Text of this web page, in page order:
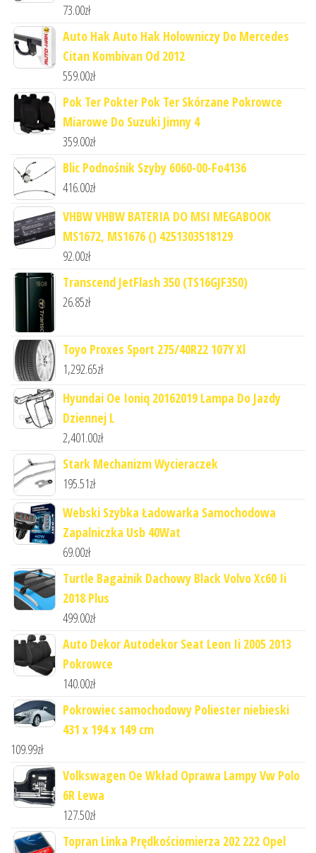
73.00zł
Auto Hak Auto Hak Holowniczy Do Mercedes
Citan Kombivan Od 2012
559.00zł
Pok Ter Pokter Pok Ter Skórzane Pokrowce
Miarowe Do Suzuki Jimny 4
359.00zł
Blic Podnośnik Szyby 6060-00-Fo4136
416.00zł
VHBW VHBW BATERIA DO MSI MEGABOOK
MS1672, MS1676 () 4251303518129
92.00zł
Transcend JetFlash 350 (TS16GJF350)
26.85zł
Toyo Proxes Sport 275/40R22 107Y Xl
1,292.65zł
Hyundai Oe Ioniq 20162019 Lampa Do Jazdy
Dziennej L
2,401.00zł
Stark Mechanizm Wycieraczek
195.51zł
Webski Szybka Ładowarka Samochodowa
Zapalniczka Usb 40Wat
69.00zł
Turtle Bagażnik Dachowy Black Volvo Xc60 Ii
2018 Plus
499.00zł
Auto Dekor Autodekor Seat Leon Ii 2005 2013
Pokrowce
140.00zł
Pokrowiec samochodowy Poliester niebieski
431 x 194 x 149 cm
109.99zł
Volkswagen Oe Wkład Oprawa Lampy Vw Polo
6R Lewa
127.50zł
Topran Linka Prędkościomierza 202 222 Opel